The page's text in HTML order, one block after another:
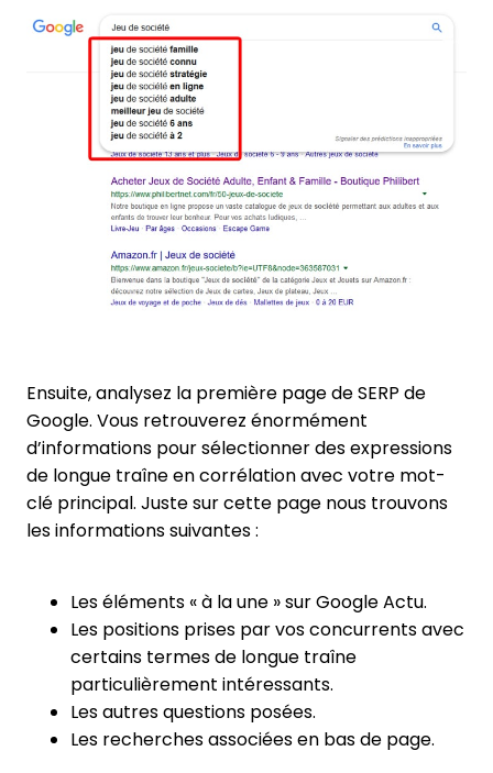
Ensuite, analysez la première page de SERP de
Google. Vous retrouverez énormément
d’informations pour sélectionner des expressions
de longue traîne en corrélation avec votre mot-
clé principal. Juste sur cette page nous trouvons
les informations suivantes :
Les éléments « à la une » sur Google Actu.
Les positions prises par vos concurrents avec
certains termes de longue traîne
particulièrement intéressants.
Les autres questions posées.
Les recherches associées en bas de page.